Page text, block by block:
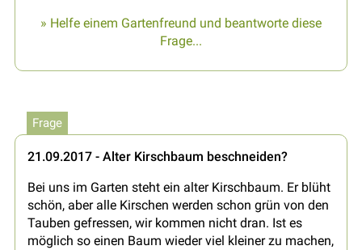
» Helfe einem Gartenfreund und beantworte diese
Frage...
Frage
21.09.2017 - Alter Kirschbaum beschneiden?
Bei uns im Garten steht ein alter Kirschbaum. Er blüht
schön, aber alle Kirschen werden schon grün von den
Tauben gefressen, wir kommen nicht dran. Ist es
möglich so einen Baum wieder viel kleiner zu machen,